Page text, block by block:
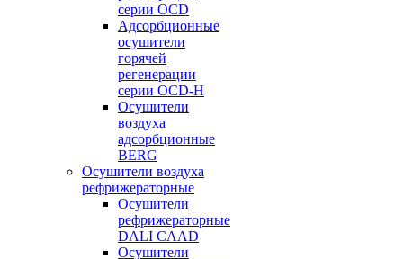
серии OCD
Адсорбционные
осушители
горячей
регенерации
серии OСD-H
Осушители
воздуха
адсорбционные
BERG
Осушители воздуха
рефрижераторные
Осушители
рефрижераторные
DALI CAAD
Осушители